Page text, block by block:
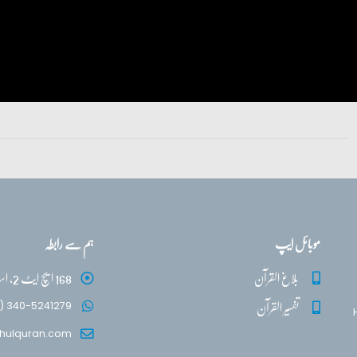
موبائل ایپ
بلاغ القرآن
تفسیر القرآن
ہم سے رابطہ
168 ایچ ایٹ 2، اسلام آباد
340-5241279